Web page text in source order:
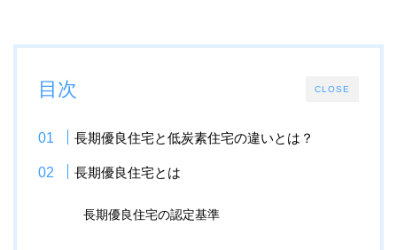
CLOSE
目次
長期優良住宅と低炭素住宅の違いとは？
長期優良住宅とは
長期優良住宅の認定基準